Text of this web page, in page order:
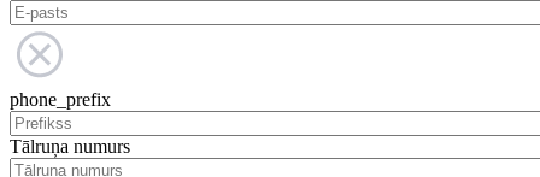
phone_prefix
Tālruņa numurs